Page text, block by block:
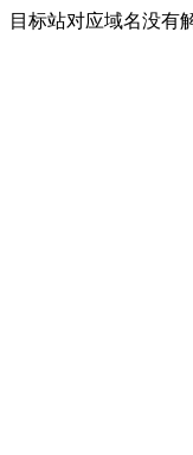
目标站对应域名没有